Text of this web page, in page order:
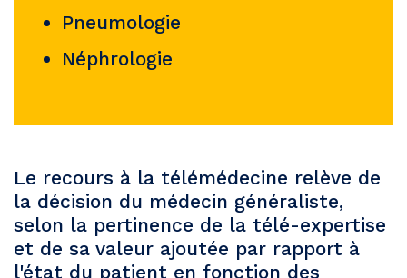
Pneumologie
Néphrologie
Le recours à la télémédecine relève de
la décision du médecin généraliste,
selon la pertinence de la télé-expertise
et de sa valeur ajoutée par rapport à
l'état du patient en fonction des